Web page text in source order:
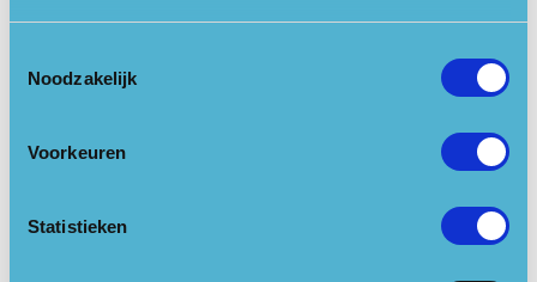
Noodzakelijk
Voorkeuren
Statistieken
variatie in bomen, struiken en planten terug die hoort bij een
Uiterwaarden
Heuvelrug abrupt in de Rijn. In de ‘wilde riviernatuur’ langs de